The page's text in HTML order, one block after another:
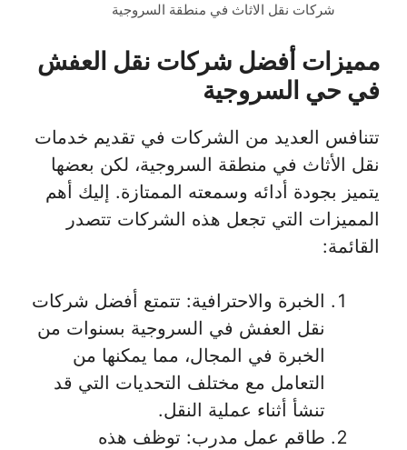
شركات نقل الاثاث في منطقة السروجية
مميزات أفضل شركات نقل العفش
في حي السروجية
تتنافس العديد من الشركات في تقديم خدمات
نقل الأثاث في منطقة السروجية، لكن بعضها
يتميز بجودة أدائه وسمعته الممتازة. إليك أهم
المميزات التي تجعل هذه الشركات تتصدر
القائمة:
الخبرة والاحترافية: تتمتع أفضل شركات
نقل العفش في السروجية بسنوات من
الخبرة في المجال، مما يمكنها من
التعامل مع مختلف التحديات التي قد
تنشأ أثناء عملية النقل.
طاقم عمل مدرب: توظف هذه